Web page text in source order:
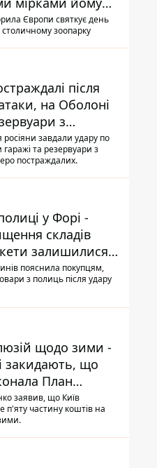
90 років
Європи святкує день
зоопарку
після
на Оболоні
з
росіяни завдали удару по
гаражі та резервуари з
постраждалих.
у Форі -
складів
залишилися
пояснила покупцям,
з полиць після удару
щодо зими -
закидають, що
План
20%
заявив, що Київ
п'яту частину коштів на